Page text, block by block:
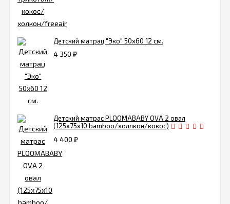
Детский матрац "Эко" 50х60 12 см.
4 350 ₽
Детский матрас PLOOMABABY OVA 2 овал
(125х75х10 bamboo/холлкон/кокос)
4 400 ₽